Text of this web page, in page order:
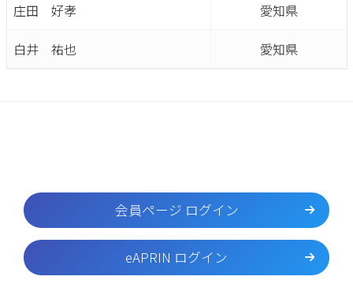
庄田 好孝 愛知県
白井 祐也 愛知県
会員ページ ログイン
eAPRIN ログイン